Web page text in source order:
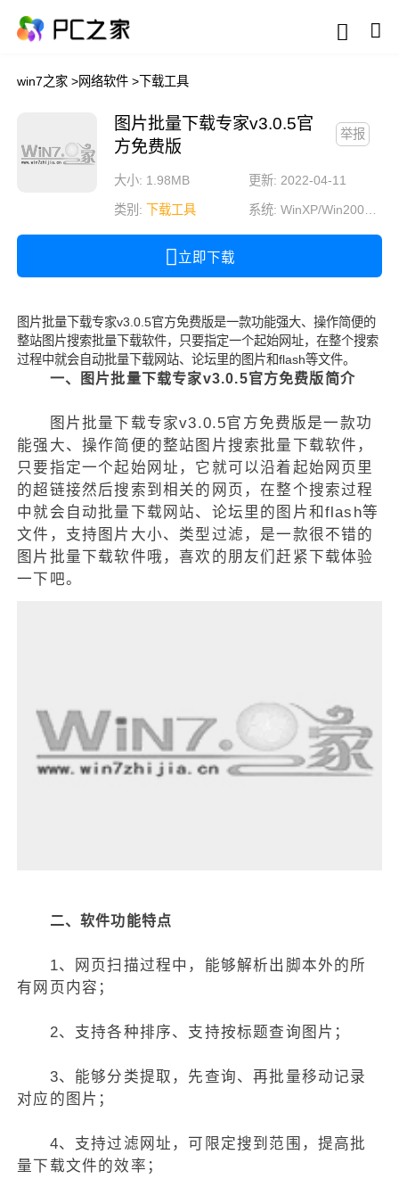
win7之家 >网络软件 > 下载工具
图片批量下载专家v3.0.5官
方免费版
举报
大小: 1.98MB 更新: 2022-04-11
类别: 下载工具 系统: WinXP/Win2003/Win2000/Vista/Win7/Win8/Win8.1/Win10
立即下载
图片批量下载专家v3.0.5官方免费版是一款功能强大、操作简便的
整站图片搜索批量下载软件，只要指定一个起始网址，在整个搜索
过程中就会自动批量下载网站、论坛里的图片和flash等文件。
一、图片批量下载专家v3.0.5官方免费版简介
图片批量下载专家v3.0.5官方免费版是一款功
能强大、操作简便的整站图片搜索批量下载软件，
只要指定一个起始网址，它就可以沿着起始网页里
的超链接然后搜索到相关的网页，在整个搜索过程
中就会自动批量下载网站、论坛里的图片和flash等
文件，支持图片大小、类型过滤，是一款很不错的
图片批量下载软件哦，喜欢的朋友们赶紧下载体验
一下吧。
二、软件功能特点
1、网页扫描过程中，能够解析出脚本外的所
有网页内容；
2、支持各种排序、支持按标题查询图片；
3、能够分类提取，先查询、再批量移动记录
对应的图片；
4、支持过滤网址，可限定搜到范围，提高批
量下载文件的效率；